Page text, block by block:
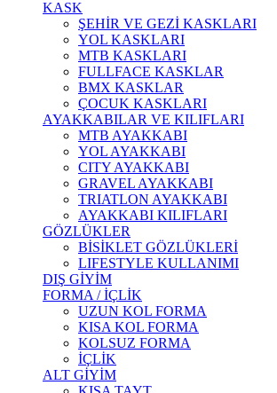
KASK
ŞEHİR VE GEZİ KASKLARI
YOL KASKLARI
MTB KASKLARI
FULLFACE KASKLAR
BMX KASKLAR
ÇOCUK KASKLARI
AYAKKABILAR VE KILIFLARI
MTB AYAKKABI
YOL AYAKKABI
CITY AYAKKABI
GRAVEL AYAKKABI
TRIATLON AYAKKABI
AYAKKABI KILIFLARI
GÖZLÜKLER
BİSİKLET GÖZLÜKLERİ
LIFESTYLE KULLANIMI
DIŞ GİYİM
FORMA / İÇLİK
UZUN KOL FORMA
KISA KOL FORMA
KOLSUZ FORMA
İÇLİK
ALT GİYİM